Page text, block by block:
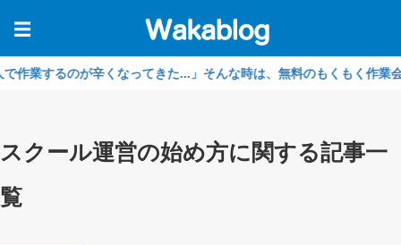
☰
のが辛くなってきた...」そんな時は、無料のもくもく作業会をご利
スクール運営の始め方に関する記事一
覧